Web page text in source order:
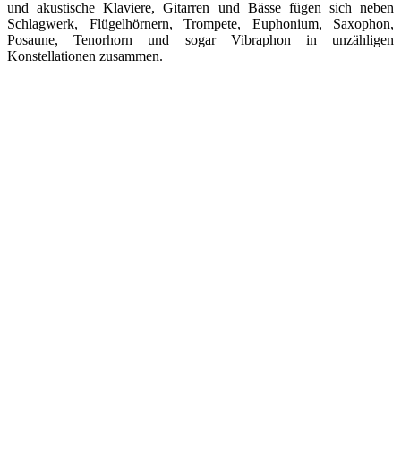
und akustische Klaviere, Gitarren und Bässe fügen sich neben
Schlagwerk, Flügelhörnern, Trompete, Euphonium, Saxophon,
Posaune, Tenorhorn und sogar Vibraphon in unzähligen
Konstellationen zusammen.